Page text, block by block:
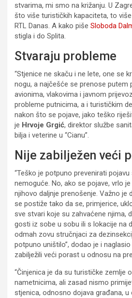
stvarima, mi smo na križanju. U
što više turističkih kapaciteta, to
RTL Danas. A kako piše Sloboda
stigla i do Splita.
Stvaraju probleme
“Stjenice ne skaču i ne lete, one se
nogu, a najčešće se prenose putem
avionima, vlakovima i javnom
probleme putnicima, a i turističkim
nakon što se pojave, jako teško
je Hrvoje Grgić, direktor službe
bilja i veterine u “Cianu”.
Nije zabilježen veći
“Teško je potpuno prevenirati
nemoguće. No, ako se pojave, vrlo
njihovo daljnje prenošenje. Važno je
se postiže tako da se, primjerice,
sve stvari koje su zahvaćene njima,
gosti iz sobe u sobu ili s lokacije na
odmah zovu stručnjaci za
potpuno uništilo”, dodao je i
zabilježili veći porast u odnosu na
“Činjenica je da su turističke zemlje
nametnicima, ali zasad nismo
stjenica, odnosno dojava građana, u